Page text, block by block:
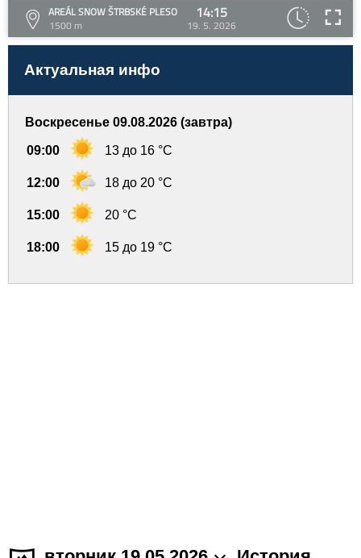
AREÁL SNOW ŠTRBSKÉ PLESO
1500 m
14:15
19. 5. 2026
Актуальная инфо
Воскресенье 09.08.2026 (завтра)
09:00 13 до 16 °C
12:00 18 до 20 °C
15:00 20 °C
18:00 15 до 19 °C